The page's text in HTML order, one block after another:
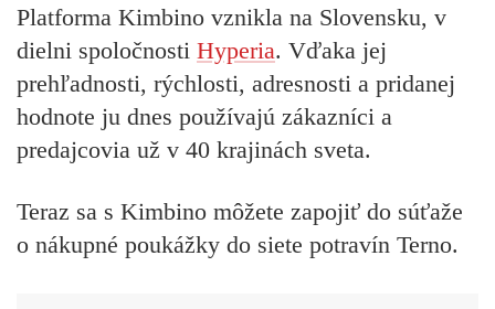
Platforma Kimbino vznikla na Slovensku, v
dielni spoločnosti Hyperia. Vďaka jej
prehľadnosti, rýchlosti, adresnosti a pridanej
hodnote ju dnes používajú zákazníci a
predajcovia už v 40 krajinách sveta.
Teraz sa s Kimbino môžete zapojiť do súťaže
o nákupné poukážky do siete potravín Terno.